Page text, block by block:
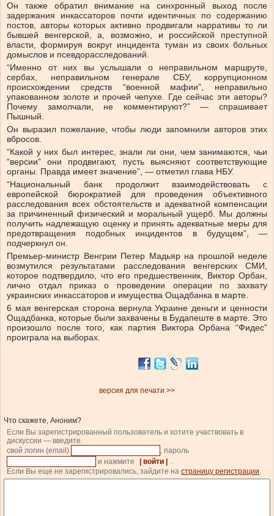
Он также обратил внимание на синхронный выход после
задержания инкассаторов почти идентичных по содержанию
постов, авторы которых активно продвигали нарративы то ли
бывшей венгерской, а, возможно, и российской преступной
власти, формируя вокруг инцидента туман из своих больных
домыслов и псевдорасследований.
“Именно от них вы услышали о неправильном маршруте,
сербах, неправильном генерале СБУ, коррупционном
происхождении средств “военной мафии”, неправильно
упакованном золоте и прочей чепухе. Где сейчас эти авторы?
Почему замолчали, не комментируют?” — спрашивает
Пышный.
Он выразил пожелание, чтобы люди запомнили авторов этих
вбросов.
“Какой у них был интерес, знали ли они, чем занимаются, чьи
“версии” они продвигают, пусть выясняют соответствующие
органы. Правда имеет значение”, — отметил глава НБУ.
“Национальный банк продолжит взаимодействовать с
европейской бюрократией для проведения объективного
расследования всех обстоятельств и адекватной компенсации
за причиненный физический и моральный ущерб. Мы должны
получить надлежащую оценку и принять адекватные меры для
предотвращения подобных инцидентов в будущем”, —
подчеркнул он.
Премьер-министр Венгрии Петер Мадьяр на прошлой неделе
возмутился результатами расследования венгерских СМИ,
которое подтвердило, что его предшественник, Виктор Орбан,
лично отдал приказ о проведении операции по захвату
украинских инкассаторов и имущества Ощадбанка в марте.
6 мая венгерская сторона вернула Украине деньги и ценности
Ощадбанка, которые были захвачены в Будапеште в марте. Это
произошло после того, как партия Виктора Орбана “Фидес”
проиграла на выборах.
версия для печати >>
Что скажете, Аноним?
Если Вы зарегистрированный пользователь и хотите участвовать в
дискуссии — введите
свой логин (email)
, пароль
и нажмите
| войти |
.
Если Вы еще не зарегистрировались, зайдите на страницу регистрации.